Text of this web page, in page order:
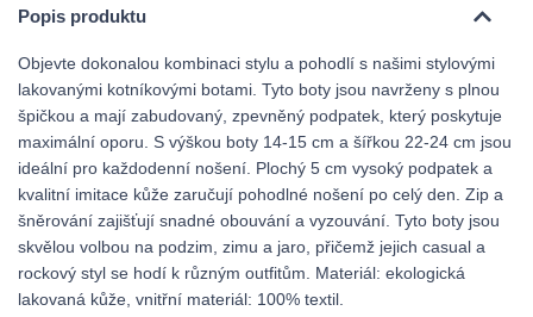
Popis produktu
Objevte dokonalou kombinaci stylu a pohodlí s našimi stylovými
lakovanými kotníkovými botami. Tyto boty jsou navrženy s plnou
špičkou a mají zabudovaný, zpevněný podpatek, který poskytuje
maximální oporu. S výškou boty 14-15 cm a šířkou 22-24 cm jsou
ideální pro každodenní nošení. Plochý 5 cm vysoký podpatek a
kvalitní imitace kůže zaručují pohodlné nošení po celý den. Zip a
šněrování zajišťují snadné obouvání a vyzouvání. Tyto boty jsou
skvělou volbou na podzim, zimu a jaro, přičemž jejich casual a
rockový styl se hodí k různým outfitům. Materiál: ekologická
lakovaná kůže, vnitřní materiál: 100% textil.